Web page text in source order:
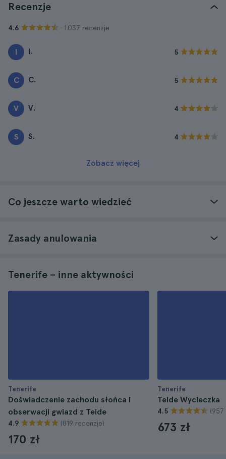
Recenzje
4.6 · 1.037 recenzje
I I. 5
C C. 5
V V. 4
S S. 4
Zobacz więcej
Co jeszcze warto wiedzieć
Zasady anulowania
Tenerife – inne aktywności
Tenerife
Doświadczenie zachodu słońca i
obserwacji gwiazd z Teide
4.9 (819 recenzje)
170 zł
Tenerife
Teide Wycieczka
4.5 (957
673 zł